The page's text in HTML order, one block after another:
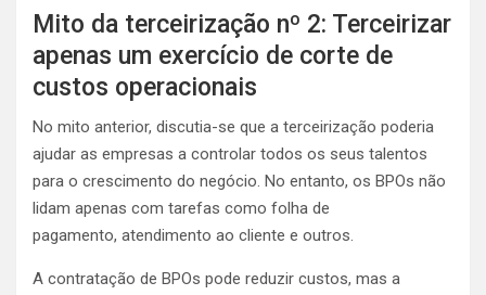
Mito da terceirização nº 2: Terceirizar
apenas um exercício de corte de
custos operacionais
No mito anterior, discutia-se que a terceirização poderia
ajudar as empresas a controlar todos os seus talentos
para o crescimento do negócio. No entanto, os BPOs não
lidam apenas com tarefas como folha de
pagamento, atendimento ao cliente e outros.
A contratação de BPOs pode reduzir custos, mas a